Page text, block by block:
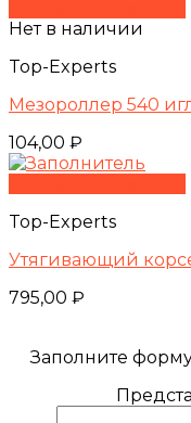
Нет в наличии
Top-Experts
Мезороллер 540
104,00 ₽
Top-Experts
Утягивающий
795,00 ₽
Заполните